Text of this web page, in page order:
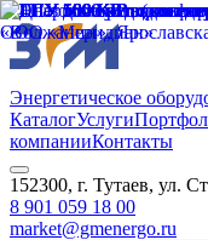
Энергетическое
КаталогУслуги
компанииКонтакты
152300, г. Тутаев, ул.
8 901 059 18 00
market@gmenergo.ru